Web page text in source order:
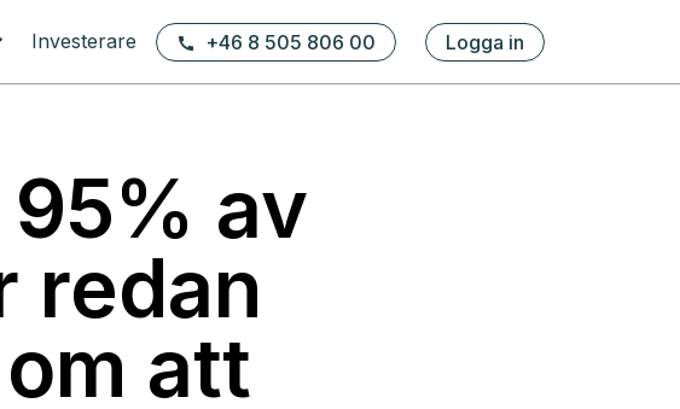
+46 8 505 806 00 Logga in
Investerare
av
redan
att